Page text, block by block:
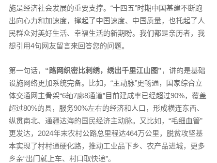
施是经济社会发展的重要支撑。“十四五”时期中国基建不断跑
出向心力和加速度，撑起了中国速度、中国质量，也托起了人
民群众对美好生活、幸福生活的新期盼。我们都是亲历者，我
想引用4句网友留言来回答您的问题。
第一句话， “路网织密比刺绣，绣出千里江山图”，讲的是基础
设施网络更加系统完备。比如，“主动脉”更畅通，国家综合立
体交通网主骨架“6轴7廊8通道”目前建成率已经超过90%，覆盖
超过80%的县，服务90%左右的经济和人口，形成横连东西、
纵贯南北、通疆达海的国民经济主动脉。又比如，“毛细血管”
更发达，2024年末农村公路总里程达464万公里，脱贫攻坚基
本实现了村村通硬化路，推动工业品下乡、农产品进城，更多
乡亲“出门就上车、村口取快递”。